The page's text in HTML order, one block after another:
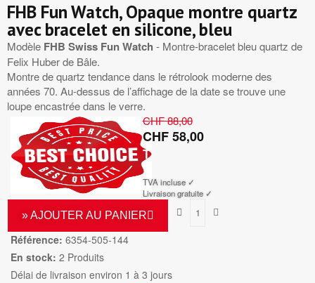
FHB Fun Watch, Opaque montre quartz
avec bracelet en silicone, bleu
Modèle FHB Swiss Fun Watch - Montre-bracelet bleu quartz de
Felix Huber de Bâle.
Montre de quartz tendance dans le rétrolook moderne des
années 70. Au-dessus de l’affichage de la date se trouve une
loupe encastrée dans le verre.
CHF 88,00
CHF 58,00
TTC
TVA incluse ✓
Livraison gratuite ✓
» AJOUTER AU PANIER
Référence: 6354-505-144
En stock: 2 Produits
Délai de livraison environ 1 à 3 jours